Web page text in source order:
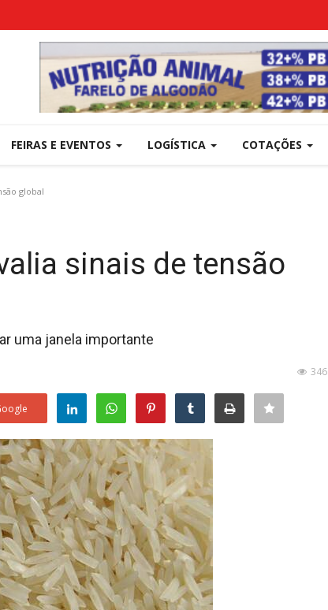
FEIRAS E EVENTOS LOGÍSTICA COTAÇÕES
global
sinais de tensão
uma janela importante
346